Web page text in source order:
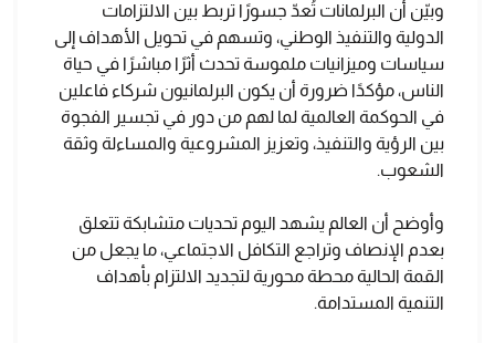
وبيّن أن البرلمانات تُعدّ جسورًا تربط بين الالتزامات
الدولية والتنفيذ الوطني، وتسهم في تحويل الأهداف إلى
سياسات وميزانيات ملموسة تحدث أثرًا مباشرًا في حياة
الناس، مؤكدًا ضرورة أن يكون البرلمانيون شركاء فاعلين
في الحوكمة العالمية لما لهم من دور في تجسير الفجوة
بين الرؤية والتنفيذ، وتعزيز المشروعية والمساءلة وثقة
الشعوب.
وأوضح أن العالم يشهد اليوم تحديات متشابكة تتعلق
بعدم الإنصاف وتراجع التكافل الاجتماعي، ما يجعل من
القمة الحالية محطة محورية لتجديد الالتزام بأهداف
التنمية المستدامة.